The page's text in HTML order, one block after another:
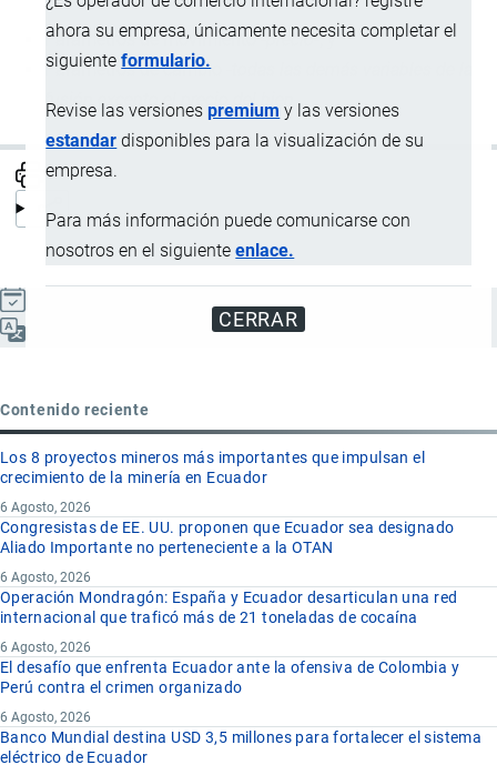
ahora su empresa, únicamente necesita completar el
siguienteformulario.
Revise las versionespremium y las versiones
estandar disponibles para la visualización de su
empresa.
Para más información puede comunicarse con
nosotros en el siguienteenlace.
CERRAR
Parámetros de movimiento -precio-; y
Parámetros de cambio -
fusión excepto el precio del bien
-.
Contenido reciente
Los 8 proyectos mineros más importantes que impulsan el
crecimiento de la minería en Ecuador
6 Agosto, 2026
Congresistas de EE. UU. proponen que Ecuador sea designado
Aliado Importante no perteneciente a la OTAN
6 Agosto, 2026
Operación Mondragón: España y Ecuador desarticulan una red
internacional que traficó más de 21 toneladas de cocaína
6 Agosto, 2026
El desafío que enfrenta Ecuador ante la ofensiva de Colombia y
Perú contra el crimen organizado
6 Agosto, 2026
Banco Mundial destina USD 3,5 millones para fortalecer el sistema
eléctrico de Ecuador